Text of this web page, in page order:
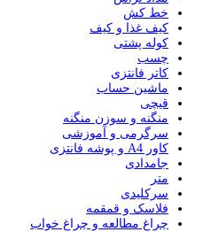
خط کش
کیف غذا و کیف
کوله پشتی
چسب
کاتر فانتزی
ماشین حساب
قیچی
منگنه و سوزن منگنه
سرگرمی و آموزشی
کاور A4 و پوشه فانتزی
جامدادی
متر
سرکلیدی
فلاسک و قمقمه
چراغ مطالعه و چراغ خواب